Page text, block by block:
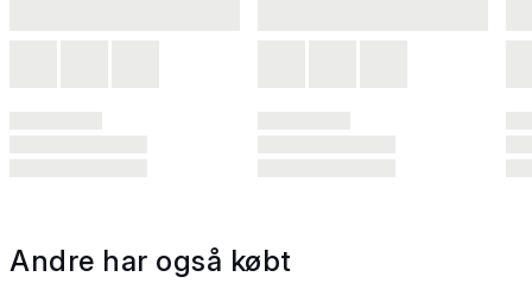
Andre har også købt